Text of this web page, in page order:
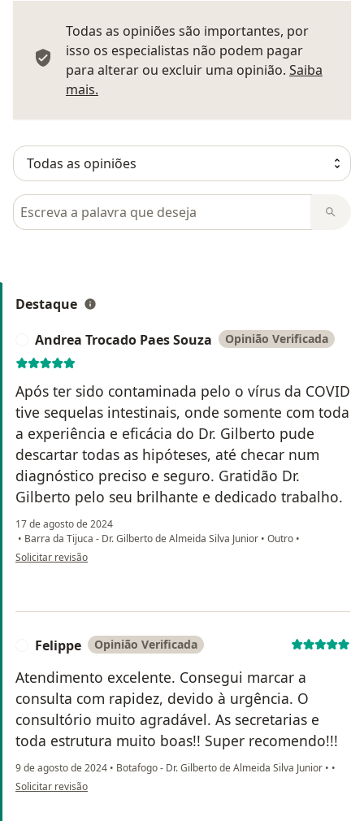
Todas as opiniões são importantes, por
isso os especialistas não podem pagar
para alterar ou excluir uma opinião. Saiba
mais.
Pesquisar em opiniões
Destaque
Andrea Trocado Paes Souza Opinião Verificada
Após ter sido contaminada pelo o vírus da COVID
tive sequelas intestinais, onde somente com toda
a experiência e eficácia do Dr. Gilberto pude
descartar todas as hipóteses, até checar num
diagnóstico preciso e seguro. Gratidão Dr.
Gilberto pelo seu brilhante e dedicado trabalho.
17 de agosto de 2024
• Barra da Tijuca - Dr. Gilberto de Almeida Silva Junior • Outro •
na opinião do utilizador Andrea Trocado Paes Souza
Solicitar revisão
Felippe Opinião Verificada
Atendimento excelente. Consegui marcar a
consulta com rapidez, devido à urgência. O
consultório muito agradável. As secretarias e
toda estrutura muito boas!! Super recomendo!!!
9 de agosto de 2024 • Botafogo - Dr. Gilberto de Almeida Silva Junior • •
na opinião do utilizador Felippe
Solicitar revisão